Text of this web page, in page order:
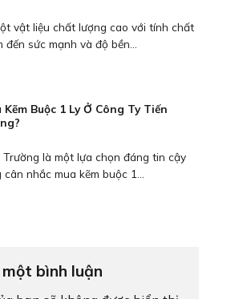
vật liệu chất lượng cao với tính chất
đến sức mạnh và độ bền...
Kẽm Buộc 1 Ly Ở Công Ty Tiến
Trường là một lựa chọn đáng tin cậy
nhắc mua kẽm buộc 1...
bình luận